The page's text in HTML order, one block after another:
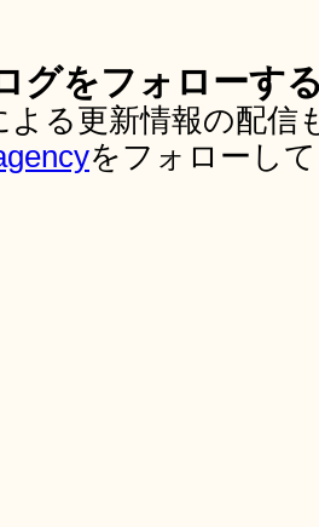
グをフォローす
よる更新情報の配
をフォローし